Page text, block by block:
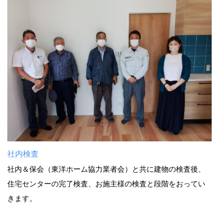
社内検査
社内＆保会（東洋ホーム協力業者会）と共に建物の検査後、
住宅センターの完了検査、お施主様の検査と段階をおってい
きます。